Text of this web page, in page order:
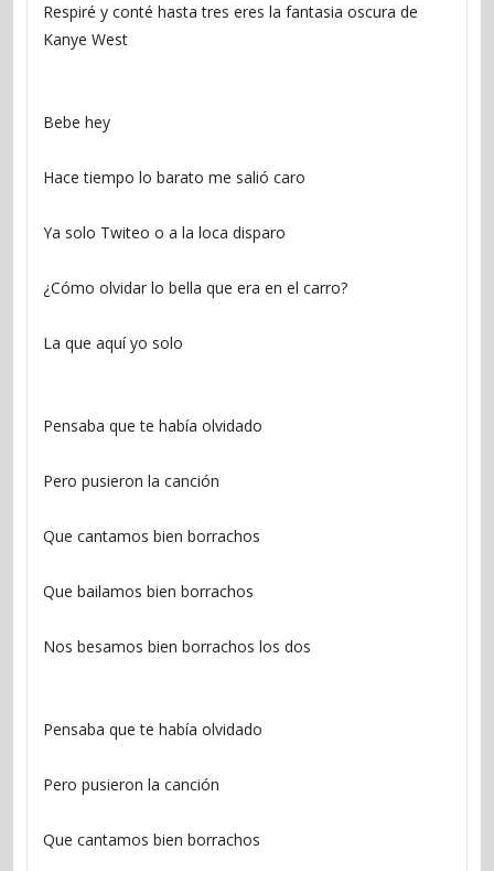
Respiré y conté hasta tres eres la fantasia oscura de
Kanye West
Bebe hey
Hace tiempo lo barato me salió caro
Ya solo Twiteo o a la loca disparo
¿Cómo olvidar lo bella que era en el carro?
La que aquí yo solo
Pensaba que te había olvidado
Pero pusieron la canción
Que cantamos bien borrachos
Que bailamos bien borrachos
Nos besamos bien borrachos los dos
Pensaba que te había olvidado
Pero pusieron la canción
Que cantamos bien borrachos